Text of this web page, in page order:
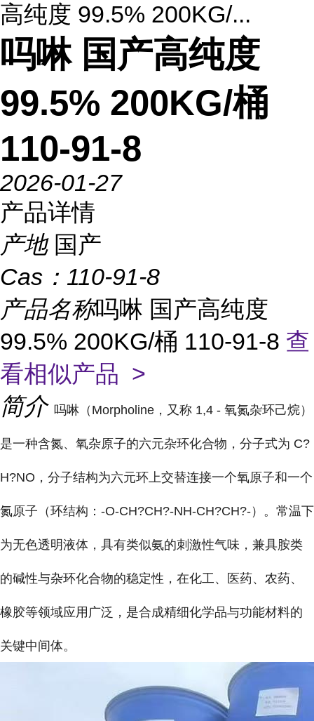
高纯度 99.5% 200KG/...
吗啉 国产高纯度
99.5% 200KG/桶
110-91-8
2026-01-27
产品详情
产地 国产
Cas： 110-91-8
产品名称吗啉 国产高纯度
99.5% 200KG/桶 110-91-8 查
看相似产品 >
简介 吗啉（Morpholine，又称 1,4 - 氧氮杂环己烷）
是一种含氮、氧杂原子的六元杂环化合物，分子式为 C?
H?NO，分子结构为六元环上交替连接一个氧原子和一个
氮原子（环结构：-O-CH?CH?-NH-CH?CH?-）。常温下
为无色透明液体，具有类似氨的刺激性气味，兼具胺类
的碱性与杂环化合物的稳定性，在化工、医药、农药、
橡胶等领域应用广泛，是合成精细化学品与功能材料的
关键中间体。